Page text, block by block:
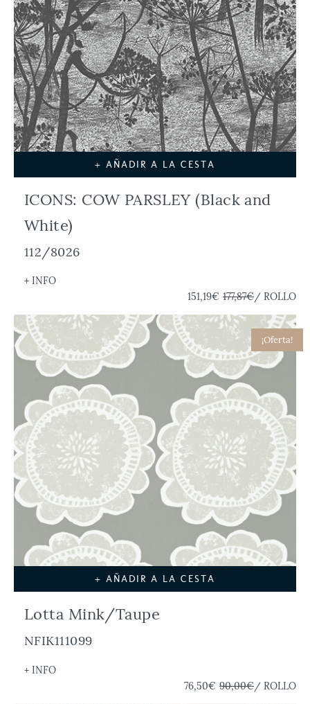
+ AÑADIR A LA CESTA
ICONS: COW PARSLEY (Black and
White)
112/8026
+ INFO
151,19€ 177,87€/ ROLLO
¡Oferta!
+ AÑADIR A LA CESTA
Lotta Mink/Taupe
NFIK111099
+ INFO
76,50€ 90,00€/ ROLLO